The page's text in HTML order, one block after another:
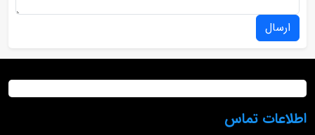
ارسال
اطلاعات تماس